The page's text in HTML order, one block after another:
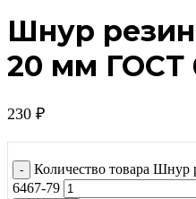
Шнур
20 мм ГОСТ
230 ₽
Количество товара
6467-79